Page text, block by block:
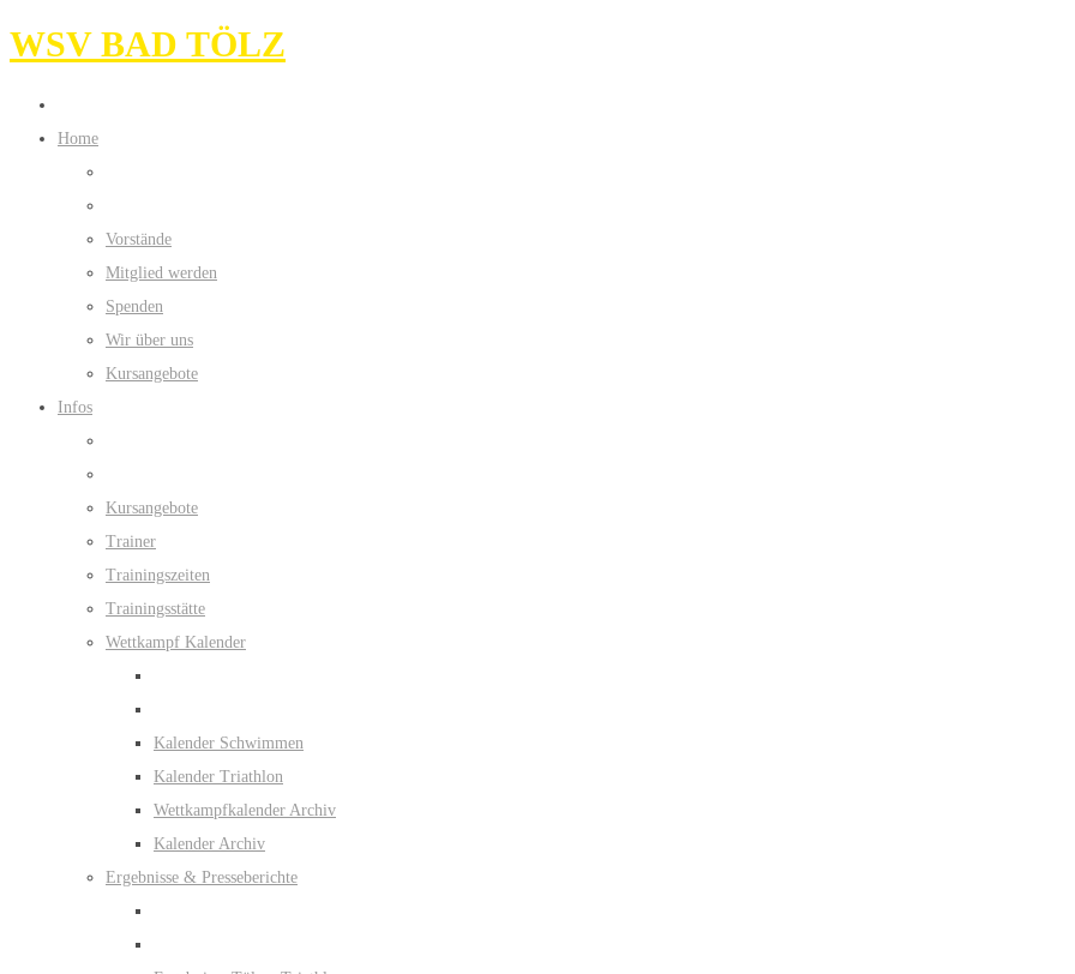
WSV BAD TÖLZ
Home
Vorstände
Mitglied werden
Spenden
Wir über uns
Kursangebote
Infos
Kursangebote
Trainer
Trainingszeiten
Trainingsstätte
Wettkampf Kalender
Kalender Schwimmen
Kalender Triathlon
Wettkampfkalender Archiv
Kalender Archiv
Ergebnisse & Presseberichte